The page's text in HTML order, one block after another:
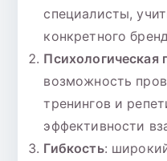
специалисты,
конкретного
Психологическая
возможность
тренингов и
эффективности
Гибкость: